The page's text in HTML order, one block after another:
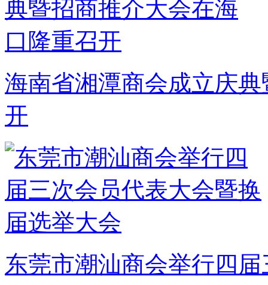
海南省湘潭商会成立庆
开
东莞市潮汕商会举行四